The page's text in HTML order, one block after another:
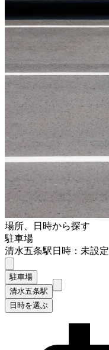
場所、日時から探す
駐車場
清水五条駅日時：未設定
駐車場
清水五条駅
日時を選ぶ